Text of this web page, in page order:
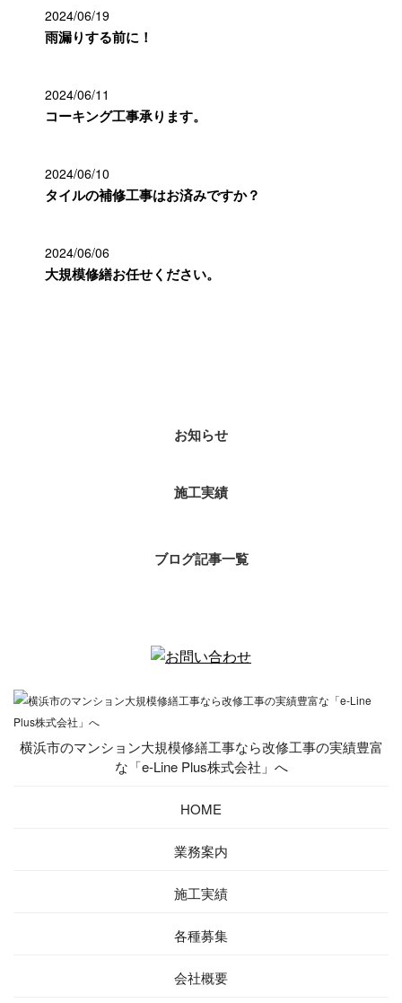
2024/06/19
雨漏りする前に！
2024/06/11
コーキング工事承ります。
2024/06/10
タイルの補修工事はお済みですか？
2024/06/06
大規模修繕お任せください。
お知らせ
施工実績
ブログ記事一覧
横浜市のマンション大規模修繕工事なら改修工事の実績豊富
な「e-Line Plus株式会社」へ
HOME
業務案内
施工実績
各種募集
会社概要